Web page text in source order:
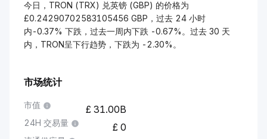
今日，TRON (TRX) 兑英镑 (GBP) 的价格为
£0.24290702583105456 GBP，过去 24 小时
内-0.37% 下跌，过去一周内下跌 -0.67%。过去 30 天
内，TRON呈下行趋势，下跌为 -2.30%。
市场统计
市值 31.00B
24H 交易量 0